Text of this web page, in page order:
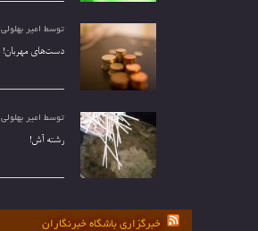
توسط امیر بهلولی
دست‌های مهربان!
توسط امیر بهلولی
رشته آش!
خبرگزاری باشگاه خبرنگاران